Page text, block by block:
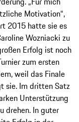
Motivation“,
2015 hatte sie es
Wozniacki zu
Erfolg ist noch
zum ersten
weil das Finale
sie. Im dritten Satz
Unterstützung
drehen. In guter